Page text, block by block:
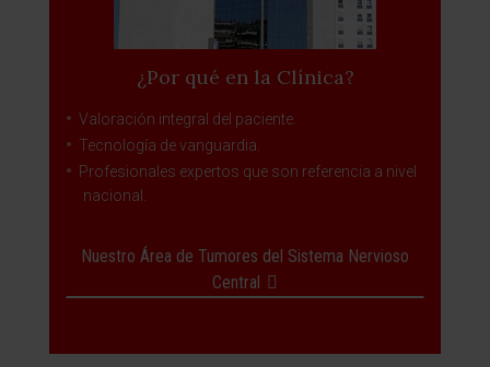
¿Por qué en la Clínica?
Valoración integral del paciente.
Tecnología de vanguardia.
Profesionales expertos que son referencia a nivel
nacional.
Nuestro Área de Tumores del Sistema Nervioso
Central